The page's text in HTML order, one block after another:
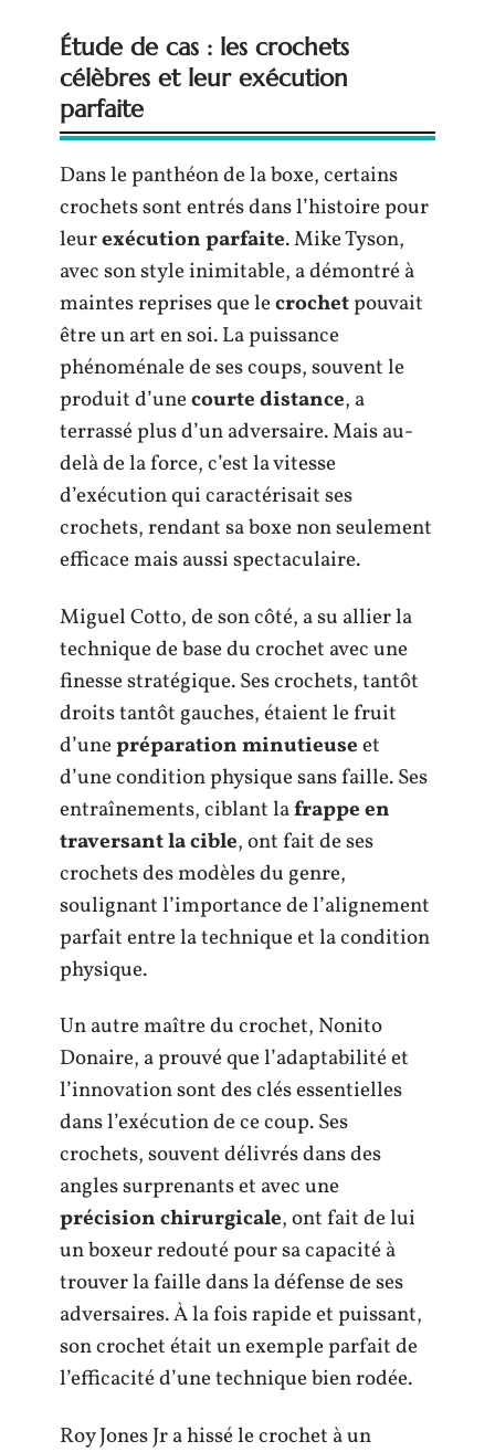
Étude de cas : les crochets
célèbres et leur exécution
parfaite
Dans le panthéon de la boxe, certains
crochets sont entrés dans l’histoire pour
leurexécution parfaite. Mike Tyson,
avec son style inimitable, a démontré à
maintes reprises que lecrochetpouvait
être un art en soi. La puissance
phénoménale de ses coups, souvent le
produit d’unecourte distance, a
terrassé plus d’un adversaire. Mais au-
delà de la force, c’est la vitesse
d’exécution qui caractérisait ses
crochets, rendant sa boxe non seulement
efficace mais aussi spectaculaire.
Miguel Cotto, de son côté, a su allier la
technique de base du crochet avec une
finesse stratégique. Ses crochets, tantôt
droits tantôt gauches, étaient le fruit
d’unepréparation minutieuseet
d’une condition physique sans faille. Ses
entraînements, ciblant lafrappe en
traversant la cible, ont fait de ses
crochets des modèles du genre,
soulignant l’importance de l’alignement
parfait entre la technique et la condition
physique.
Un autre maître du crochet, Nonito
Donaire, a prouvé que l’adaptabilité et
l’innovation sont des clés essentielles
dans l’exécution de ce coup. Ses
crochets, souvent délivrés dans des
angles surprenants et avec une
précision chirurgicale, ont fait de lui
un boxeur redouté pour sa capacité à
trouver la faille dans la défense de ses
adversaires. À la fois rapide et puissant,
son crochet était un exemple parfait de
l’efficacité d’une technique bien rodée.
Roy Jones Jr a hissé le crochet à un